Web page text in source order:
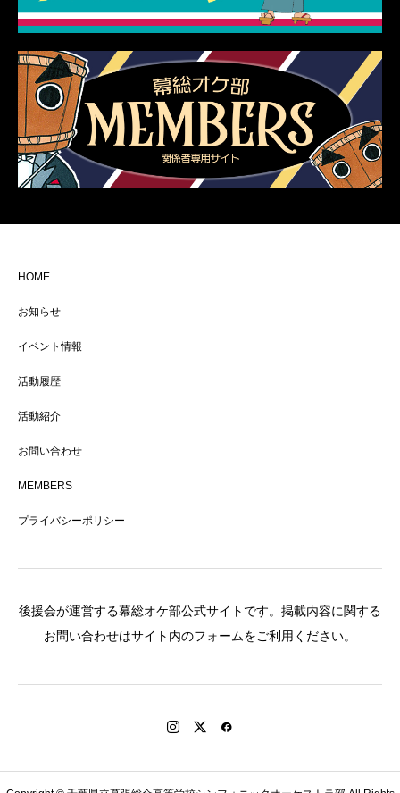
HOME
お知らせ
イベント情報
活動履歴
活動紹介
お問い合わせ
MEMBERS
プライバシーポリシー
後援会が運営する幕総オケ部公式サイトです。掲載内容に関する
お問い合わせはサイト内のフォームをご利用ください。